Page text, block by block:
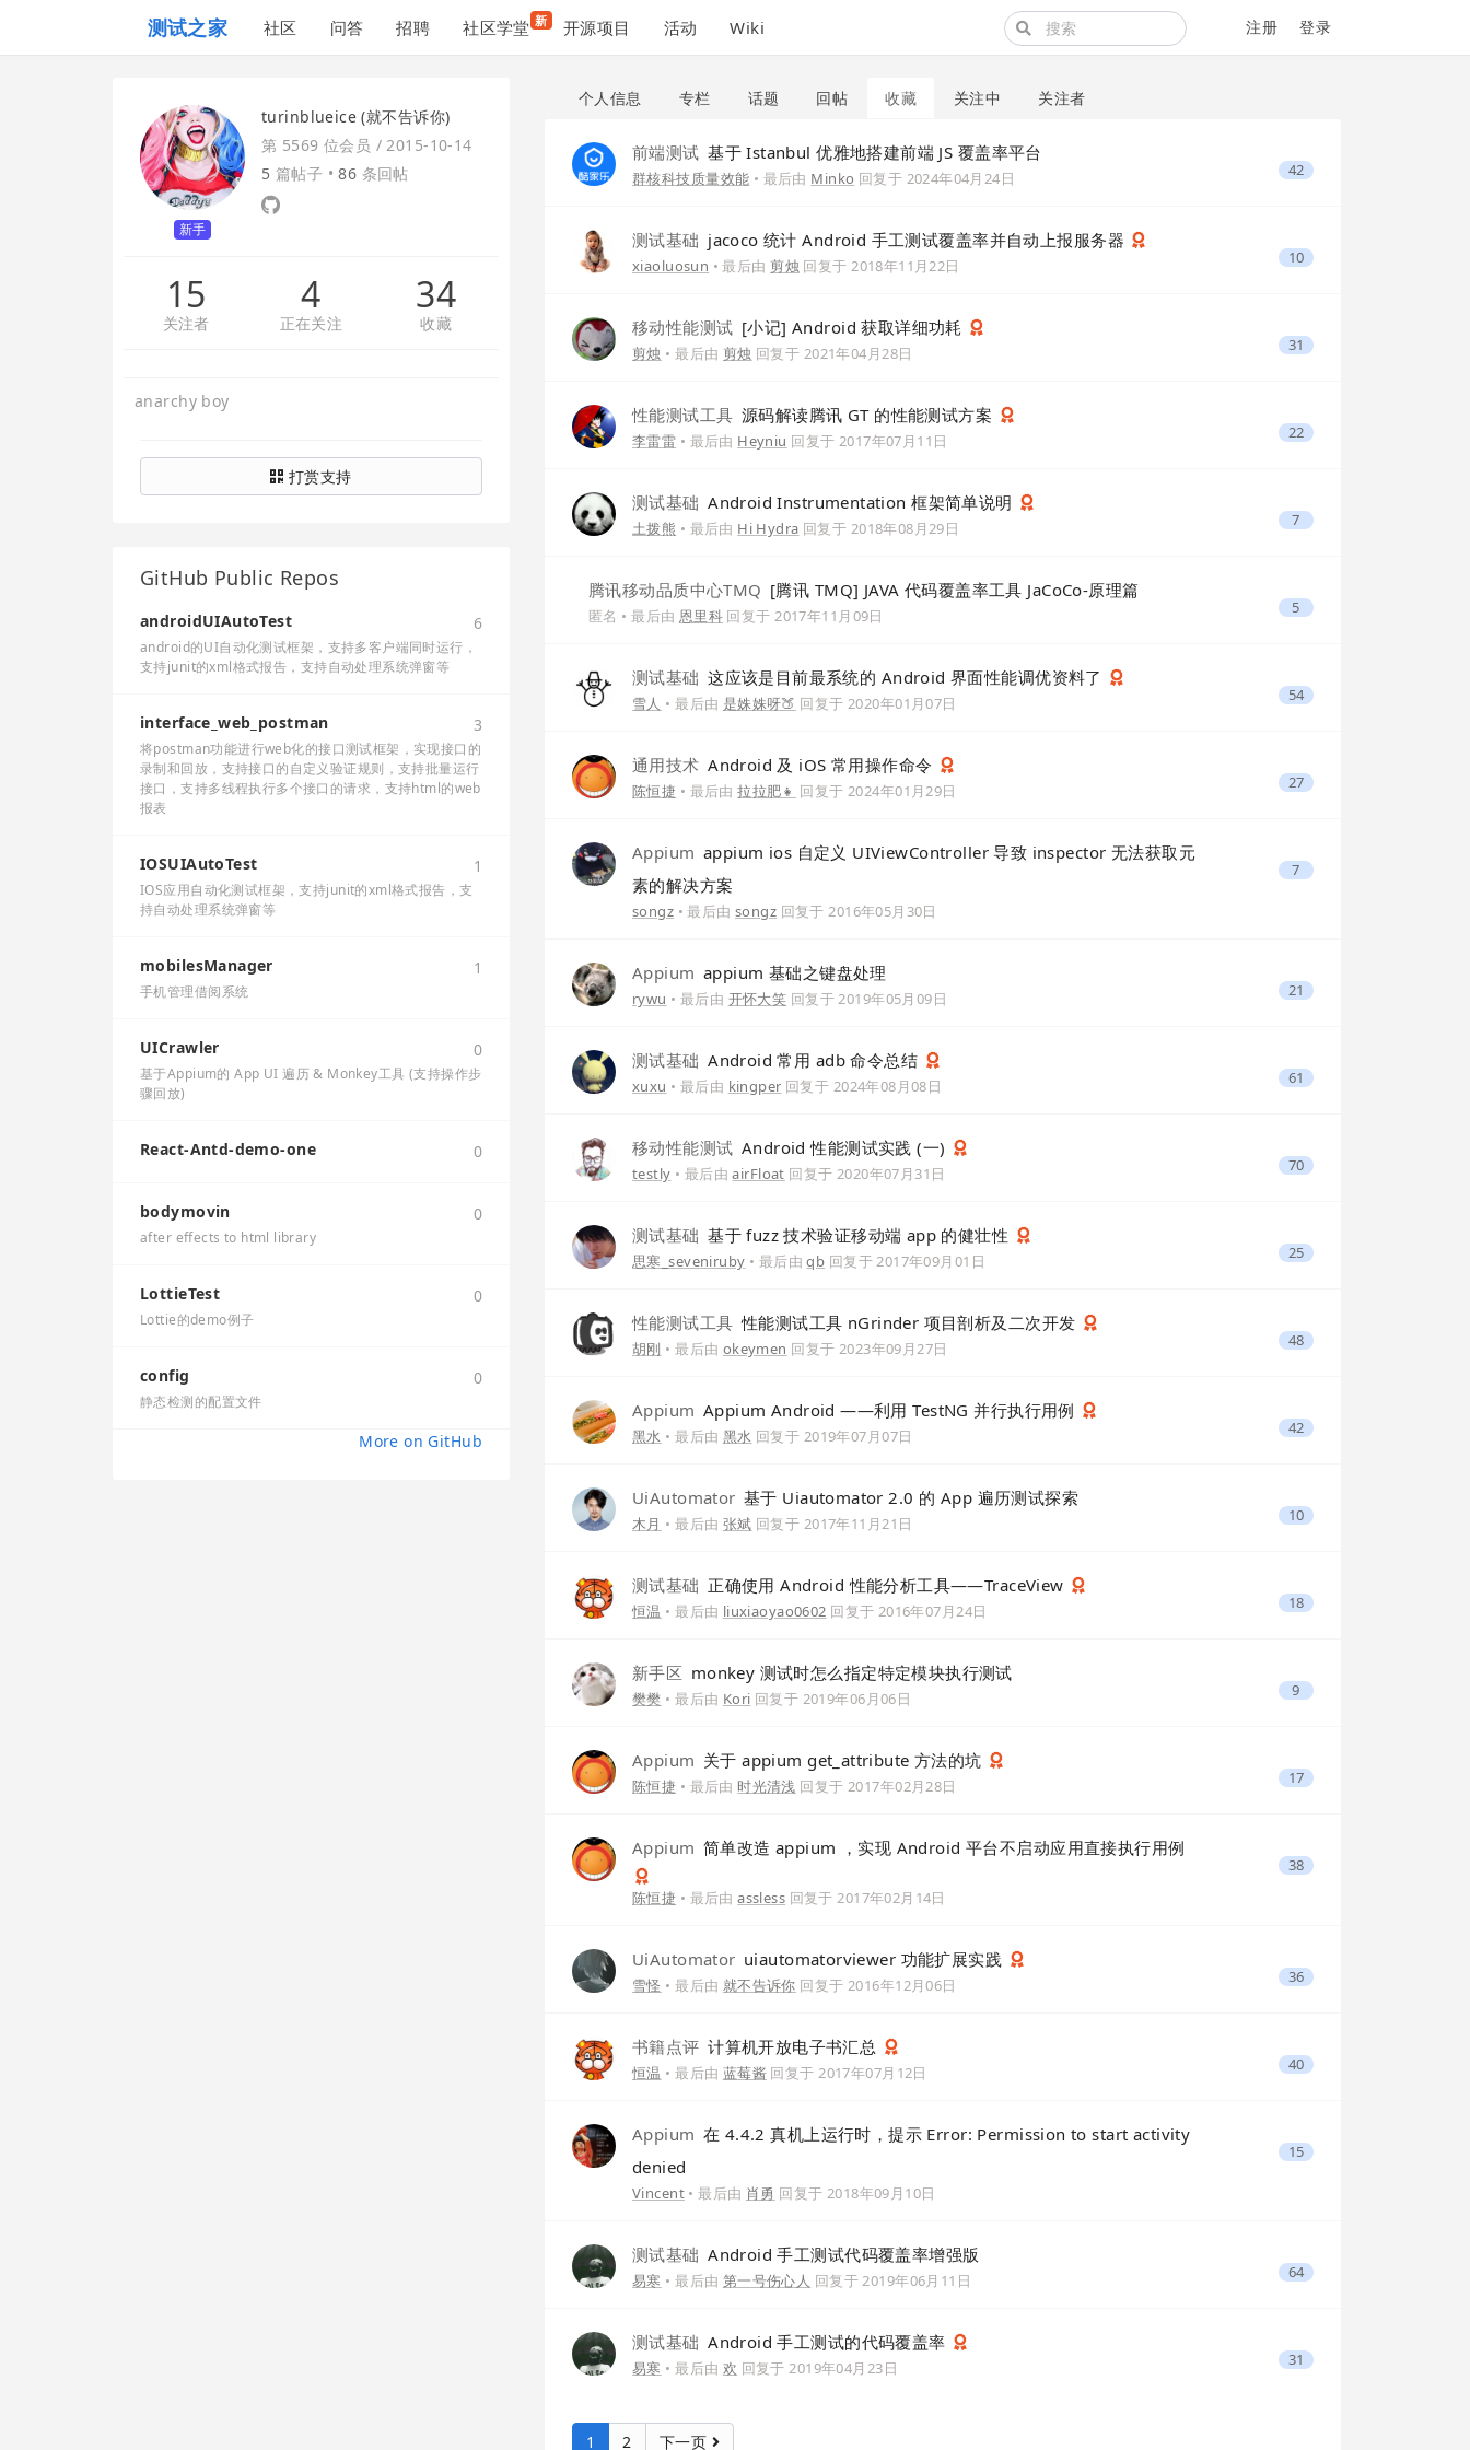
测试之家 社区 问答 招聘 社区学堂 新 开源项目 活动 Wiki 注册 登录
新手
turinblueice (就不告诉你)
第 5569 位会员 /2015-10-14
5 篇帖子 •86 条回帖
15
关注者
4
正在关注
34
收藏
anarchy boy
打赏支持
GitHub Public Repos
androidUIAutoTest 6
android的UI自动化测试框架，支持多客户端同时运行，
支持junit的xml格式报告，支持自动处理系统弹窗等
interface_web_postman 3
将postman功能进行web化的接口测试框架，实现接口的
录制和回放，支持接口的自定义验证规则，支持批量运行
接口，支持多线程执行多个接口的请求，支持html的web
报表
IOSUIAutoTest 1
IOS应用自动化测试框架，支持junit的xml格式报告，支
持自动处理系统弹窗等
mobilesManager 1
手机管理借阅系统
UICrawler 0
基于Appium的 App UI 遍历 & Monkey工具 (支持操作步
骤回放)
React-Antd-demo-one 0
bodymovin 0
after effects to html library
LottieTest 0
Lottie的demo例子
config 0
静态检测的配置文件
More on GitHub
个人信息 专栏 话题 回帖 收藏 关注中 关注者
前端测试 基于 Istanbul 优雅地搭建前端 JS 覆盖率平台
群核科技质量效能 • 最后由 Minko 回复于 2024年04月24日 42
测试基础 jacoco 统计 Android 手工测试覆盖率并自动上报服务器
xiaoluosun • 最后由 剪烛 回复于2018年11月22日 10
移动性能测试 [小记] Android 获取详细功耗
剪烛 • 最后由 剪烛 回复于 2021年04月28日 31
性能测试工具 源码解读腾讯 GT 的性能测试方案
李雷雷 • 最后由 Heyniu 回复于 2017年07月11日 22
测试基础 Android Instrumentation 框架简单说明
土拨熊 • 最后由 Hi Hydra 回复于 2018年08月29日 7
腾讯移动品质中心TMQ [腾讯 TMQ] JAVA 代码覆盖率工具 JaCoCo-原理篇
匿名 • 最后由 恩里科 回复于2017年11月09日 5
测试基础 这应该是目前最系统的 Android 界面性能调优资料了
雪人 • 最后由 是姝姝呀🍑 回复于 2020年01月07日 54
通用技术 Android 及 iOS 常用操作命令
陈恒捷 • 最后由拉拉肥👧 回复于 2024年01月29日 27
Appium appium ios 自定义 UIViewController 导致 inspector 无法获取元
素的解决方案
songz • 最后由songz 回复于2016年05月30日
7
Appium appium 基础之键盘处理
rywu • 最后由 开怀大笑 回复于2019年05月09日 21
测试基础 Android 常用 adb 命令总结
xuxu • 最后由 kingper 回复于 2024年08月08日 61
移动性能测试 Android 性能测试实践 (一)
testly • 最后由airFloat 回复于 2020年07月31日 70
测试基础 基于 fuzz 技术验证移动端 app 的健壮性
思寒_seveniruby • 最后由qb 回复于2017年09月01日 25
性能测试工具 性能测试工具 nGrinder 项目剖析及二次开发
胡刚 • 最后由 okeymen 回复于 2023年09月27日 48
Appium Appium Android ——利用 TestNG 并行执行用例
黑水 • 最后由 黑水 回复于 2019年07月07日 42
UiAutomator 基于 Uiautomator 2.0 的 App 遍历测试探索
木月 • 最后由 张斌 回复于 2017年11月21日 10
测试基础 正确使用 Android 性能分析工具——TraceView
恒温 • 最后由 liuxiaoyao0602 回复于 2016年07月24日 18
新手区 monkey 测试时怎么指定特定模块执行测试
樊樊 • 最后由 Kori 回复于 2019年06月06日 9
Appium 关于 appium get_attribute 方法的坑
陈恒捷 • 最后由 时光清浅 回复于 2017年02月28日 17
Appium 简单改造 appium ，实现 Android 平台不启动应用直接执行用例
陈恒捷 • 最后由assless 回复于2017年02月14日
38
UiAutomator uiautomatorviewer 功能扩展实践
雪怪 • 最后由 就不告诉你 回复于 2016年12月06日 36
书籍点评 计算机开放电子书汇总
恒温 • 最后由 蓝莓酱 回复于2017年07月12日 40
Appium 在 4.4.2 真机上运行时，提示 Error: Permission to start activity
denied
Vincent • 最后由 肖勇 回复于 2018年09月10日
15
测试基础 Android 手工测试代码覆盖率增强版
易寒 • 最后由 第一号伤心人 回复于2019年06月11日 64
测试基础 Android 手工测试的代码覆盖率
易寒 • 最后由 欢 回复于2019年04月23日 31
1 2 下一页